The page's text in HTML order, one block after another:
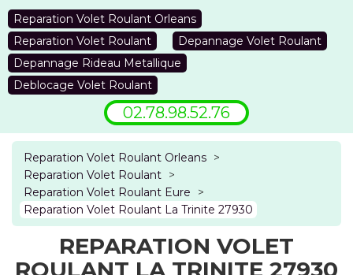
Reparation Volet Roulant Orleans
Reparation Volet Roulant
Depannage Volet Roulant
Depannage Rideau Metallique
Deblocage Volet Roulant
02.78.98.52.76
Reparation Volet Roulant Orleans >
Reparation Volet Roulant >
Reparation Volet Roulant Eure
>
Reparation Volet Roulant La Trinite 27930
REPARATION VOLET
ROULANT LA TRINITE 27930